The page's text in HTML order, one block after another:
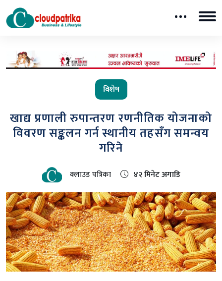
विशेष
खाद्य प्रणाली रुपान्तरण रणनीतिक योजनाको
विवरण सङ्कलन गर्न स्थानीय तहसँग समन्वय
गरिने
क्लाउड पत्रिका ४२ मिनेट अगाडि